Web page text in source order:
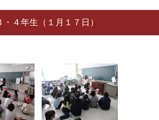
４年生（１月１７日）